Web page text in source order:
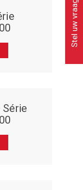
Stel uw vraag